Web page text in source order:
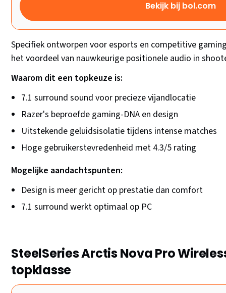
Bekijk bij bol.com
Specifiek ontworpen voor esports en competitive
het voordeel van nauwkeurige positionele audio in
Waarom dit een topkeuze is:
7.1 surround sound voor precieze vijandlocatie
Razer's beproefde gaming-DNA en design
Uitstekende geluidsisolatie tijdens intense matches
Hoge gebruikerstevredenheid met 4.3/5 rating
Mogelijke aandachtspunten:
Design is meer gericht op prestatie dan comfort
7.1 surround werkt optimaal op PC
SteelSeries Arctis Nova Pro
topklasse